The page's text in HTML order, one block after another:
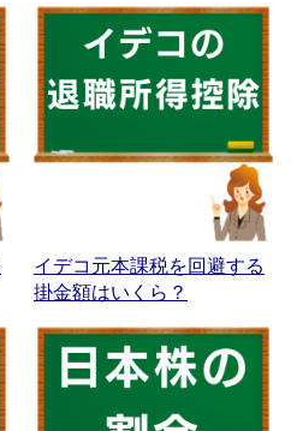
イデコ元本課税を回避する
掛金額はいくら？